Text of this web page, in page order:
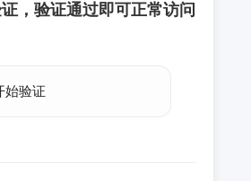
，验证通过即可正常访问